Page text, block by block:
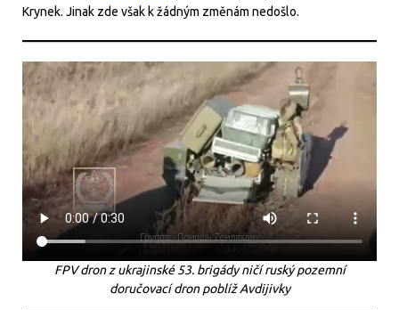
Krynek. Jinak zde však k žádným změnám nedošlo.
FPV dron z ukrajinské 53. brigády ničí ruský pozemní
doručovací dron poblíž Avdijivky